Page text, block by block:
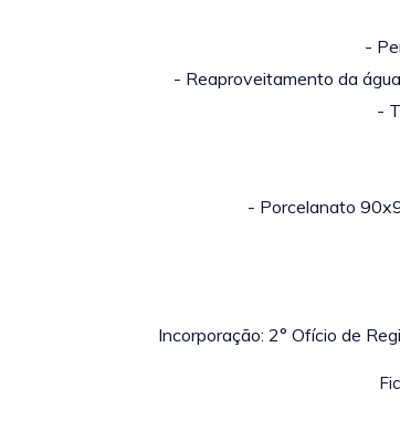
-
- Reaproveitamento da
-
- Porcelanato
Incorporação: 2° Ofício de